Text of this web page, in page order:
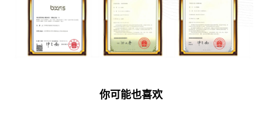
你可能也喜欢